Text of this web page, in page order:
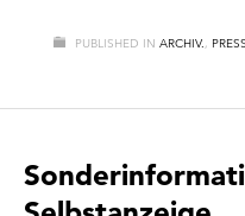
PUBLISHED IN ARCHIV. ,